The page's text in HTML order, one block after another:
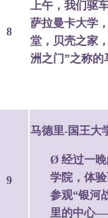
8
上午，我们驱
萨拉曼卡大学
堂，贝壳之家
洲之门”之称的
9
马德里-国王大
Ø 经过一
学院，体
参观“银河
里的中心